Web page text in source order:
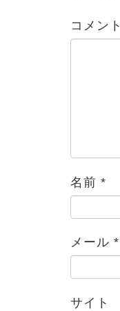
コメント
名前*
メール*
サイト